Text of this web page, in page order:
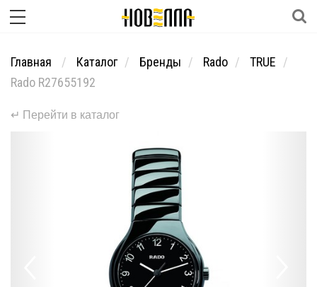
Главная Каталог Бренды Rado
TRUE
Rado R27655192
↵ Перейти в каталог